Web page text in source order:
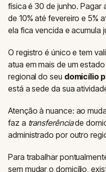
física é 30 de junho.
de 10% até fevereiro e 5%
ela fica vencida e acumula
O registro é único e tem
atua em mais de um
regional do seu domicílio
está a sede da sua
Atenção à nuance: ao
faz a transferênciade
administrado por outro
Para trabalhar
sem mudar o domicílio,